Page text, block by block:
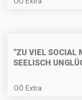
"ZU VIEL SOCIAL
SEELISCH
OÖ Extra